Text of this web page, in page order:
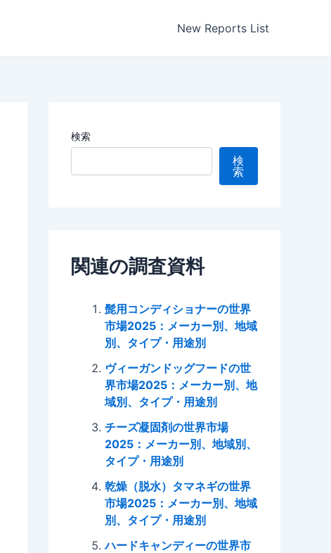
New Reports List
検索
検
索
関連の調査資料
髭用コンディショナーの世界
市場2025：メーカー別、地域
別、タイプ・用途別
ヴィーガンドッグフードの世
界市場2025：メーカー別、地
域別、タイプ・用途別
チーズ凝固剤の世界市場
2025：メーカー別、地域別、
タイプ・用途別
乾燥（脱水）タマネギの世界
市場2025：メーカー別、地域
別、タイプ・用途別
ハードキャンディーの世界市